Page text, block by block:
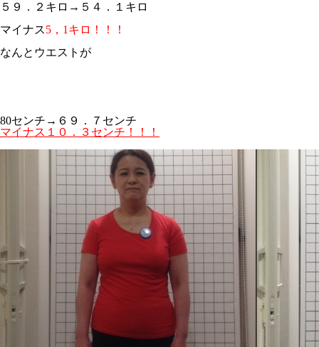
５９．２キロ→５４．１キロ
マイナス5，1キロ！！！
なんとウエストが
80センチ→６９．７センチ
マイナス１０．３センチ！！！